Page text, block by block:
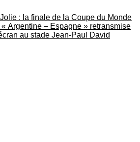
: la finale de la Coupe du Monde
Argentine – Espagne » retransmise
au stade Jean-Paul David